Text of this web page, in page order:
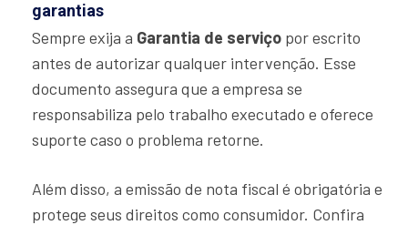
garantias
Sempre exija a Garantia de serviço por escrito
antes de autorizar qualquer intervenção. Esse
documento assegura que a empresa se
responsabiliza pelo trabalho executado e oferece
suporte caso o problema retorne.
Além disso, a emissão de nota fiscal é obrigatória e
protege seus direitos como consumidor. Confira